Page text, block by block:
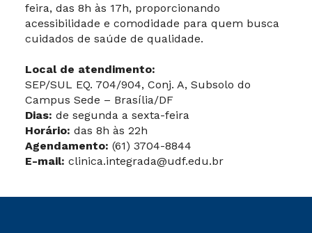
feira, das 8h às 17h, proporcionando
acessibilidade e comodidade para quem busca
cuidados de saúde de qualidade.
Local de atendimento:
SEP/SUL EQ. 704/904, Conj. A, Subsolo do
Campus Sede – Brasília/DF
Dias: de segunda a sexta-feira
Horário: das 8h às 22h
Agendamento: (61) 3704-8844
E-mail: clinica.integrada@udf.edu.br